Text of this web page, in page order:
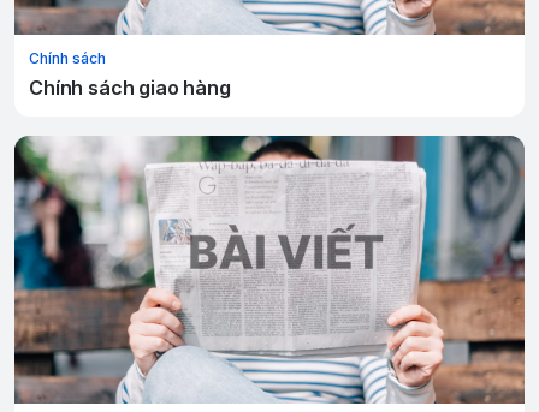
Chính sách
Chính sách giao hàng